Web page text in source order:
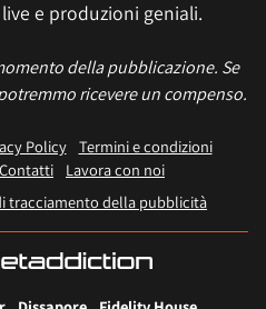
e produzioni geniali.
della pubblicazione. Se
ricevere un compenso.
Policy
Termini e condizioni
Contatti
Lavora con noi
tracciamento della pubblicità